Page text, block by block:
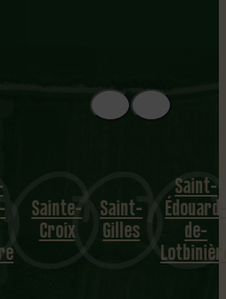
Sainte-
Croix
Saint-
Gilles
Saint-
Édouard-
de-